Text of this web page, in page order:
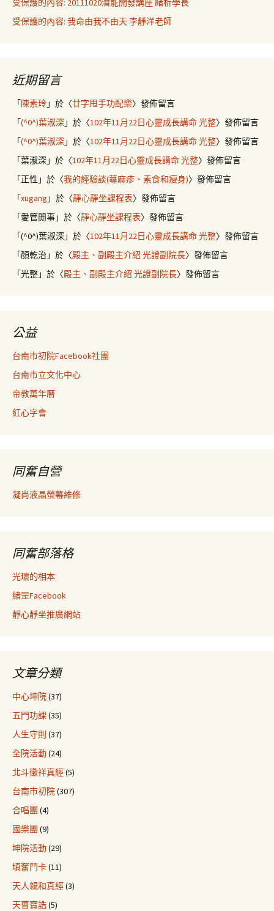
受保護的內容: 20111020潛能開發講座 緒析學長
受保護的內容: 我命由我不由天 李靜洋老師
近期留言
「陳素玲」於〈廿字甩手功配樂〉發佈留言
「(^0^)葉淑深」於〈102年11月22日心靈成長講命 光整〉發佈留言
「(^0^)葉淑深」於〈102年11月22日心靈成長講命 光整〉發佈留言
「葉淑深」於〈102年11月22日心靈成長講命 光整〉發佈留言
「正性 」於〈我的經驗談(蕁麻疹、素食和瘦身)〉發佈留言
「xugang 」於〈靜心靜坐課程表〉發佈留言
「愛管閒事」於〈靜心靜坐課程表〉發佈留言
「(^0^)葉淑深」於〈102年11月22日心靈成長講命 光整〉發佈留言
「顏乾治 」於〈殿主、副殿主介紹 光證副院長〉發佈留言
「光整」於〈殿主、副殿主介紹 光證副院長〉發佈留言
公益
台南市初院Facebook社團
台南市立文化中心
帝教萬年曆
紅心字會
同奮自營
凝尚液晶螢幕維修
同奮部落格
光瓌的相本
緒罡Facebook
靜心靜坐推廣網站
文章分類
中心坤院(37)
五門功課(35)
人生守則 (37)
全院活動(24)
北斗徵祥真經(5)
台南市初院(307)
合唱團 (4)
國樂團 (9)
坤院活動(29)
填奮鬥卡(11)
天人親和真經(3)
天曹寶誥(5)